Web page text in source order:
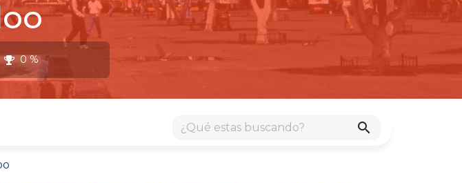
0 %
search